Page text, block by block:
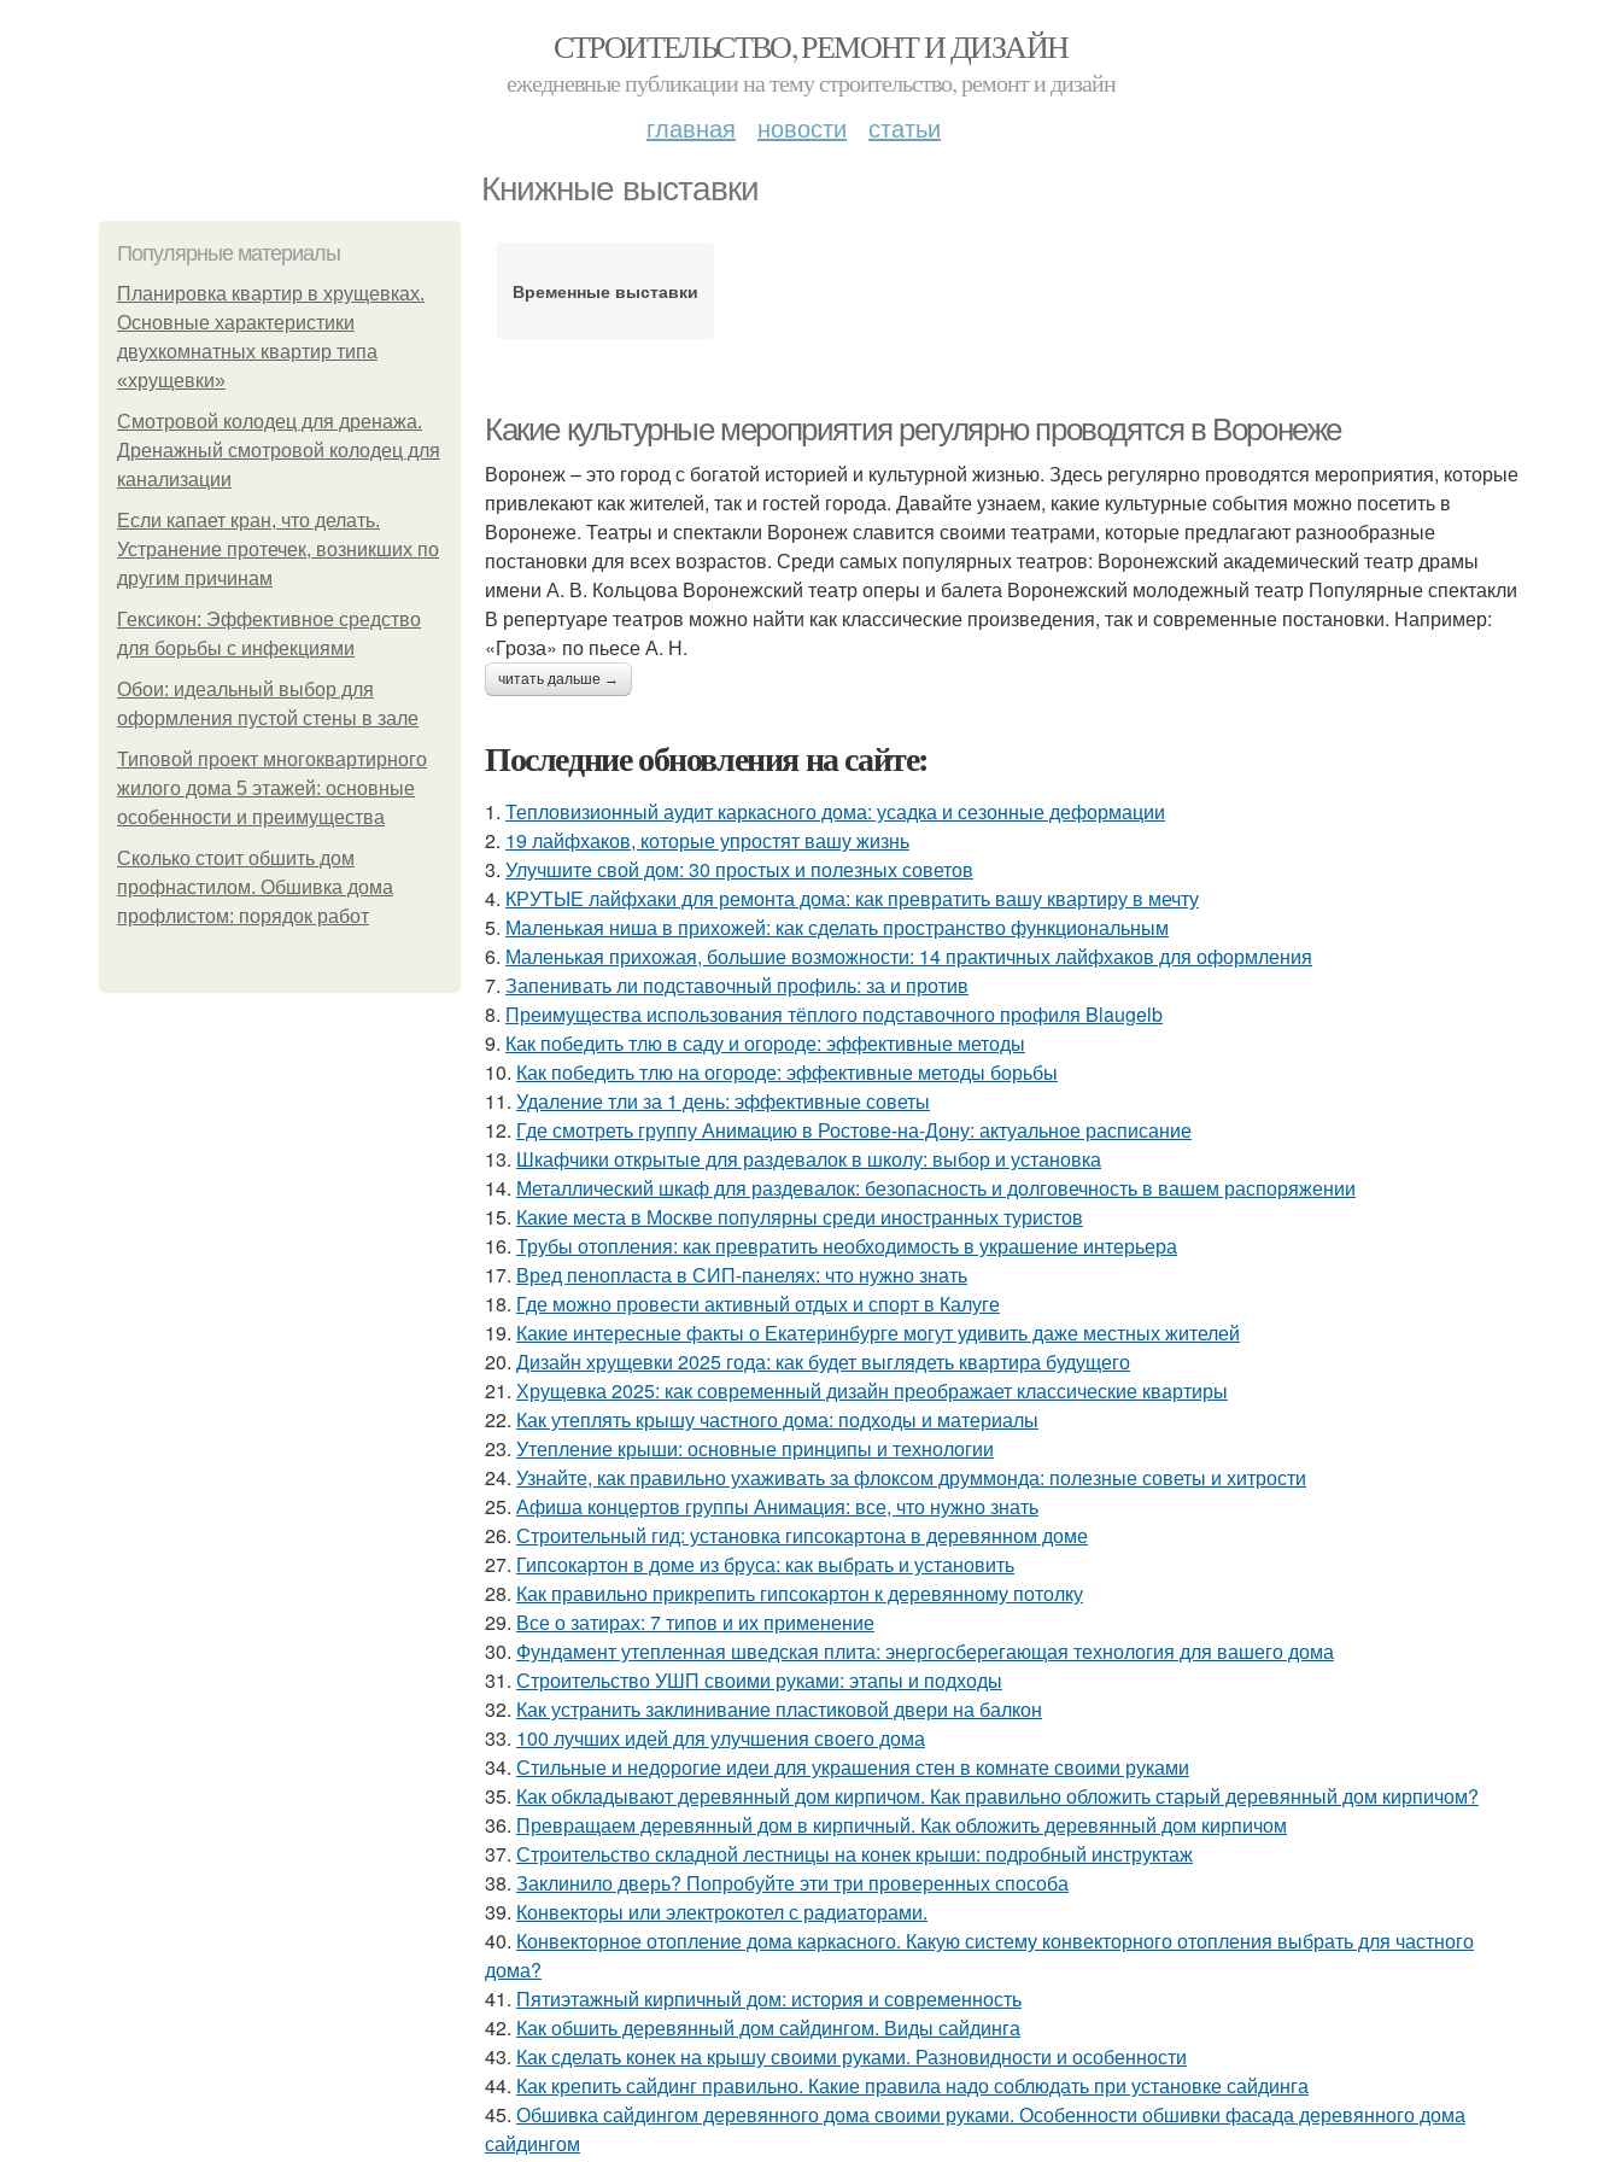
СТРОИТЕЛЬСТВО, РЕМОНТ И ДИЗАЙН
ежедневные публикации на тему строительство, ремонт и дизайн
главная новости статьи
Книжные выставки
Популярные материалы
Планировка квартир в хрущевках.
Основные характеристики
двухкомнатных квартир типа
«хрущевки»
Смотровой колодец для дренажа.
Дренажный смотровой колодец для
канализации
Если капает кран, что делать.
Устранение протечек, возникших по
другим причинам
Гексикон: Эффективное средство
для борьбы с инфекциями
Обои: идеальный выбор для
оформления пустой стены в зале
Типовой проект многоквартирного
жилого дома 5 этажей: основные
особенности и преимущества
Сколько стоит обшить дом
профнастилом. Обшивка дома
профлистом: порядок работ
Временные выставки
Какие культурные мероприятия регулярно проводятся в Воронеже
Воронеж – это город с богатой историей и культурной жизнью. Здесь регулярно проводятся мероприятия, которые
привлекают как жителей, так и гостей города. Давайте узнаем, какие культурные события можно посетить в
Воронеже. Театры и спектакли Воронеж славится своими театрами, которые предлагают разнообразные
постановки для всех возрастов. Среди самых популярных театров: Воронежский академический театр драмы
имени А. В. Кольцова Воронежский театр оперы и балета Воронежский молодежный театр Популярные спектакли
В репертуаре театров можно найти как классические произведения, так и современные постановки. Например:
«Гроза» по пьесе А. Н.
читать дальше →
Последние обновления на сайте:
1. Тепловизионный аудит каркасного дома: усадка и сезонные деформации
2. 19 лайфхаков, которые упростят вашу жизнь
3. Улучшите свой дом: 30 простых и полезных советов
4. КРУТЫЕ лайфхаки для ремонта дома: как превратить вашу квартиру в мечту
5. Маленькая ниша в прихожей: как сделать пространство функциональным
6. Маленькая прихожая, большие возможности: 14 практичных лайфхаков для оформления
7. Запенивать ли подставочный профиль: за и против
8. Преимущества использования тёплого подставочного профиля Blaugelb
9. Как победить тлю в саду и огороде: эффективные методы
10. Как победить тлю на огороде: эффективные методы борьбы
11. Удаление тли за 1 день: эффективные советы
12. Где смотреть группу Анимацию в Ростове-на-Дону: актуальное расписание
13. Шкафчики открытые для раздевалок в школу: выбор и установка
14. Металлический шкаф для раздевалок: безопасность и долговечность в вашем распоряжении
15. Какие места в Москве популярны среди иностранных туристов
16. Трубы отопления: как превратить необходимость в украшение интерьера
17. Вред пенопласта в СИП-панелях: что нужно знать
18. Где можно провести активный отдых и спорт в Калуге
19. Какие интересные факты о Екатеринбурге могут удивить даже местных жителей
20. Дизайн хрущевки 2025 года: как будет выглядеть квартира будущего
21. Хрущевка 2025: как современный дизайн преображает классические квартиры
22. Как утеплять крышу частного дома: подходы и материалы
23. Утепление крыши: основные принципы и технологии
24. Узнайте, как правильно ухаживать за флоксом друммонда: полезные советы и хитрости
25. Афиша концертов группы Анимация: все, что нужно знать
26. Строительный гид: установка гипсокартона в деревянном доме
27. Гипсокартон в доме из бруса: как выбрать и установить
28. Как правильно прикрепить гипсокартон к деревянному потолку
29. Все о затирах: 7 типов и их применение
30. Фундамент утепленная шведская плита: энергосберегающая технология для вашего дома
31. Строительство УШП своими руками: этапы и подходы
32. Как устранить заклинивание пластиковой двери на балкон
33. 100 лучших идей для улучшения своего дома
34. Стильные и недорогие идеи для украшения стен в комнате своими руками
35. Как обкладывают деревянный дом кирпичом. Как правильно обложить старый деревянный дом кирпичом?
36. Превращаем деревянный дом в кирпичный. Как обложить деревянный дом кирпичом
37. Строительство складной лестницы на конек крыши: подробный инструктаж
38. Заклинило дверь? Попробуйте эти три проверенных способа
39. Конвекторы или электрокотел с радиаторами.
40. Конвекторное отопление дома каркасного. Какую систему конвекторного отопления выбрать для частного
дома?
41. Пятиэтажный кирпичный дом: история и современность
42. Как обшить деревянный дом сайдингом. Виды сайдинга
43. Как сделать конек на крышу своими руками. Разновидности и особенности
44. Как крепить сайдинг правильно. Какие правила надо соблюдать при установке сайдинга
45. Обшивка сайдингом деревянного дома своими руками. Особенности обшивки фасада деревянного дома
сайдингом